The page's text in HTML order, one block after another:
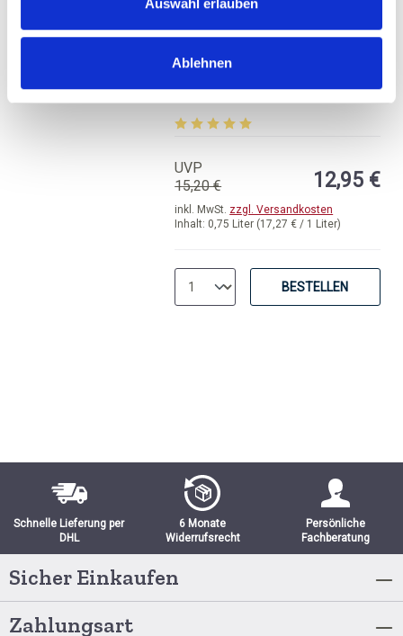
Auswahl erlauben
Ablehnen
Durbanville
trocken, Western Cape
Inhalt: 0,75 Liter (17,27 € / 1 Liter)
inkl. MwSt. zzgl. Versandkosten
UVP
15,20 €
12,95 €
BESTELLEN
Schnelle Lieferung per
DHL
6 Monate
Widerrufsrecht
Persönliche
Fachberatung
Sicher Einkaufen
Zahlungsart